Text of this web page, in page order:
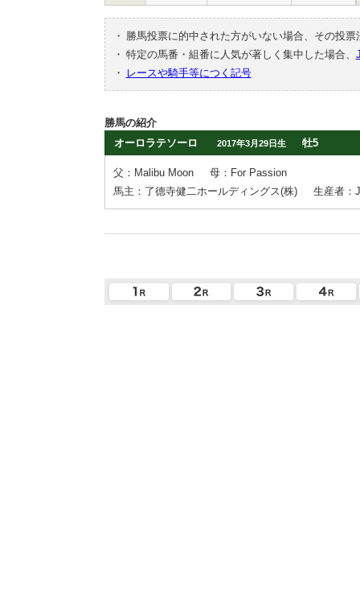
・
勝馬投票に的中された方がいない場合、その投
・ 特定の馬番・組番に人気が著しく集中した場合、
・
レースや騎手等につく記号
勝馬の紹介
オーロラテソーロ
2017年3月29日生 牡5
父：Malibu Moon
母：For Passion
馬主：了德寺健二ホールディングス(株)
生産者：